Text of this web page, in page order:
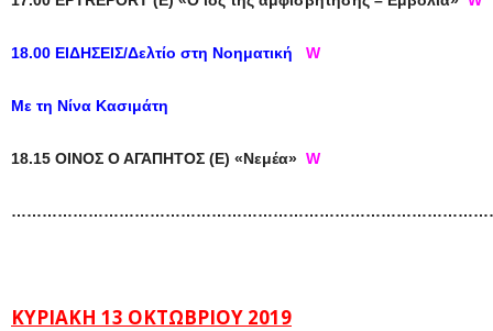
18.00 ΕΙΔΗΣΕΙΣ/Δελτίο στη Νοηματική W
Με τη Νίνα Κασιμάτη
18.15 ΟΙΝΟΣ Ο ΑΓΑΠΗΤΟΣ (Ε) «Νεμέα» W
ΚΥΡΙΑΚΗ 13 ΟΚΤΩΒΡΙΟΥ 2019